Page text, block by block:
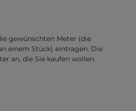
gewünschten Meter (die
einem Stück) eintragen. Die
an, die Sie kaufen wollen.